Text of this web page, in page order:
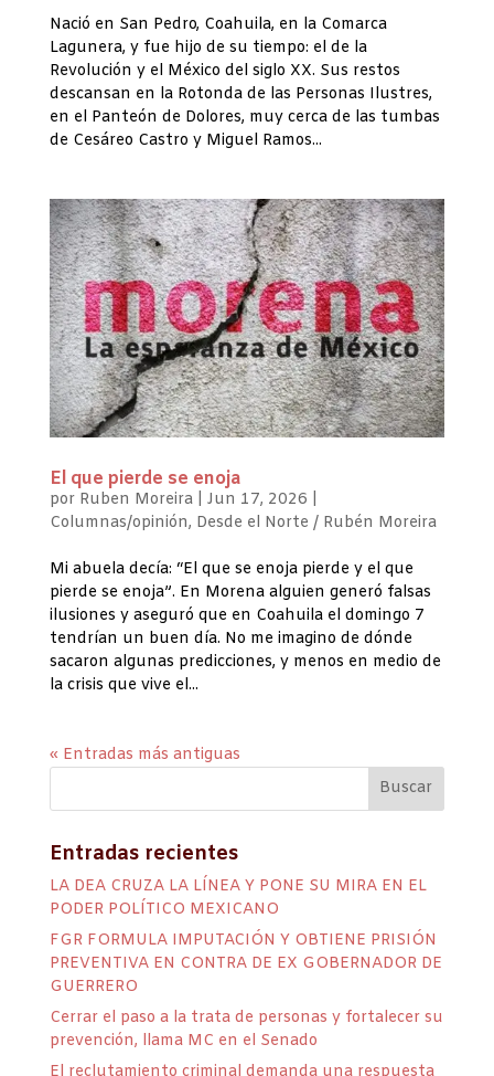
Nació en San Pedro, Coahuila, en la Comarca
Lagunera, y fue hijo de su tiempo: el de la
Revolución y el México del siglo XX. Sus restos
descansan en la Rotonda de las Personas Ilustres,
en el Panteón de Dolores, muy cerca de las tumbas
de Cesáreo Castro y Miguel Ramos...
El que pierde se enoja
por Ruben Moreira| Jun 17, 2026
Columnas/opinión, Desde el Norte / Rubén Moreira
Mi abuela decía: “El que se enoja pierde y el que
pierde se enoja”. En Morena alguien generó falsas
ilusiones y aseguró que en Coahuila el domingo 7
tendrían un buen día. No me imagino de dónde
sacaron algunas predicciones, y menos en medio de
la crisis que vive el...
« Entradas más antiguas
Entradas recientes
LA DEA CRUZA LA LÍNEA Y PONE SU MIRA EN EL
PODER POLÍTICO MEXICANO
FGR FORMULA IMPUTACIÓN Y OBTIENE PRISIÓN
PREVENTIVA EN CONTRA DE EX GOBERNADOR DE
GUERRERO
Cerrar el paso a la trata de personas y fortalecer su
prevención, llama MC en el Senado
El reclutamiento criminal demanda una respuesta